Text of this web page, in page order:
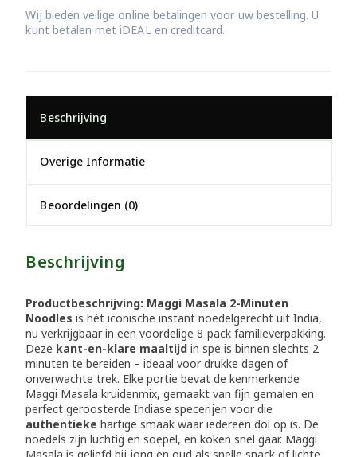
Wij bieden veilige online betalingen voor uw bestelling. U
kunt betalen met iDEAL en creditcard.
Beschrijving
Overige Informatie
Beoordelingen (0)
Beschrijving
Productbeschrijving: Maggi Masala 2-Minuten
Noodles is hét iconische instant noedelgerecht uit India,
nu verkrijgbaar in een voordelige 8-pack familieverpakking.
Deze kant-en-klare maaltijd in spe is binnen slechts 2
minuten te bereiden – ideaal voor drukke dagen of
onverwachte trek. Elke portie bevat de kenmerkende
Maggi Masala kruidenmix, gemaakt van fijn gemalen en
perfect geroosterde Indiase specerijen voor die
authentieke hartige smaak waar iedereen dol op is. De
noedels zijn luchtig en soepel, en koken snel gaar. Maggi